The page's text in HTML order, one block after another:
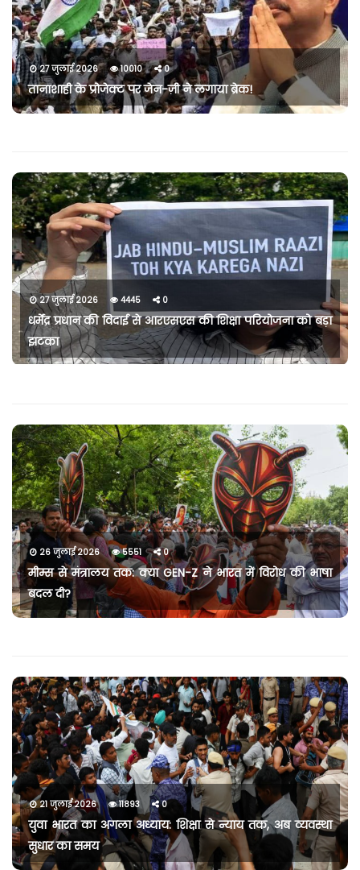
27 जुलाई 2026 10010 0
तानाशाही के प्रोजेक्ट पर जेन-ज़ी ने लगाया ब्रेक!
27 जुलाई 2026 4445 0
धर्मेंद्र प्रधान की विदाई से आरएसएस की शिक्षा परियोजना को बड़ा
झटका
26 जुलाई 2026 5551 0
मीम्स से मंत्रालय तक: क्या GEN-Z ने भारत में विरोध की भाषा
बदल दी?
21 जुलाई 2026 11893 0
युवा भारत का अगला अध्याय: शिक्षा से न्याय तक, अब व्यवस्था
सुधार का समय